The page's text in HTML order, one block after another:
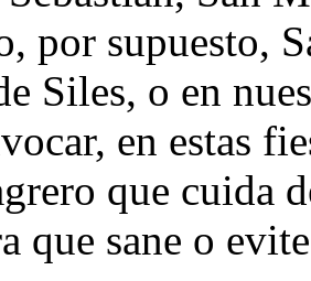
por supuesto,
Siles, o en
en estas
que cuida
que sane o